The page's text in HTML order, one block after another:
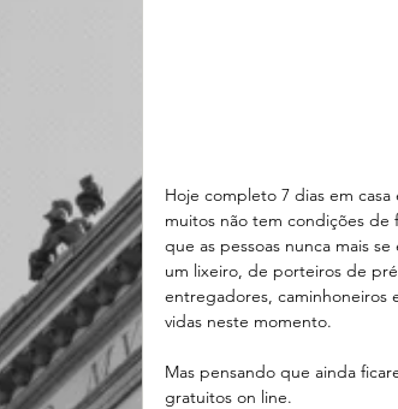
Hoje completo 7 dias em
muitos não tem condições de
que as pessoas nunca mais
um lixeiro, de porteiros de
entregadores, caminhoneiros
vidas neste momento.
Mas pensando que ainda
gratuitos on line.